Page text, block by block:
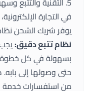
في التجارة
يوفر شريك الشحن
نظام تتبع دقيق:
بسهولة في كل
حتى وصولها إلى
من استفسارات خدمة